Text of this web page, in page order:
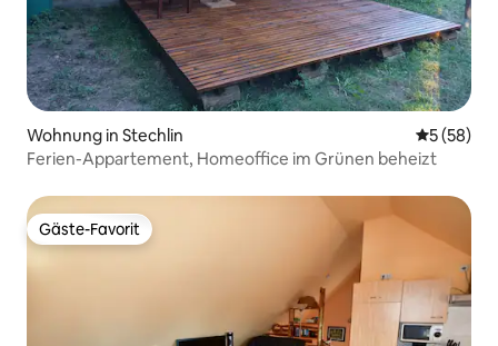
Wohnung in Stechlin
5 (58)
Ferien-Appartement, Homeoffice im Grünen beheizt
Gäste-Favorit
Gäste-Favorit